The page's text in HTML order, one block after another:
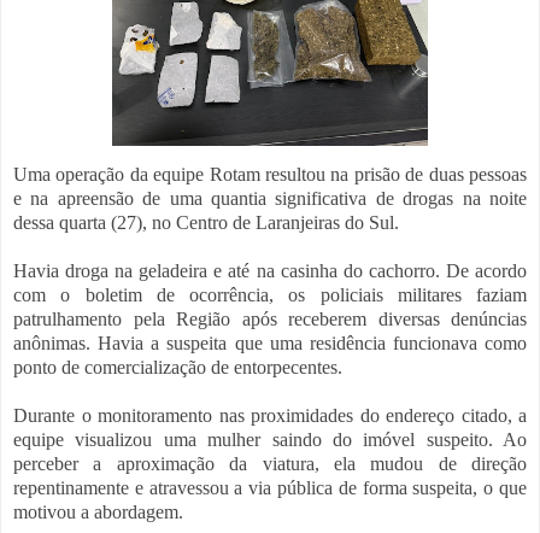
Uma operação da equipe Rotam resultou na prisão de duas pessoas
e na apreensão de uma quantia significativa de drogas na noite
dessa quarta (27), no Centro de Laranjeiras do Sul.
Havia droga na geladeira e até na casinha do cachorro. De acordo
com o boletim de ocorrência, os policiais militares faziam
patrulhamento pela Região após receberem diversas denúncias
anônimas. Havia a suspeita que uma residência funcionava como
ponto de comercialização de entorpecentes.
Durante o monitoramento nas proximidades do endereço citado, a
equipe visualizou uma mulher saindo do imóvel suspeito. Ao
perceber a aproximação da viatura, ela mudou de direção
repentinamente e atravessou a via pública de forma suspeita, o que
motivou a abordagem.